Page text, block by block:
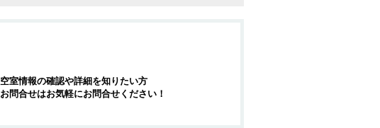
空室情報の確認や詳細を知りたい方
お問合せはお気軽にお問合せください！